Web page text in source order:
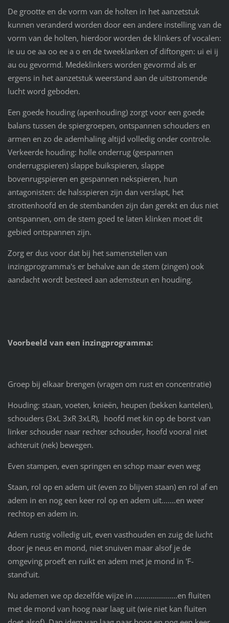
De grootte en de vorm van de holten in het aanzetstuk
kunnen veranderd worden door een andere instelling van de
vorm van de holten, hierdoor worden de klinkers of vocalen:
ie uu oe aa oo ee a o en de tweeklanken of diftongen: ui ei ij
au ou gevormd. Medeklinkers worden gevormd als er
ergens in het aanzetstuk weerstand aan de uitstromende
lucht word geboden.
Een goede houding (apenhouding) zorgt voor een goede
balans tussen de spiergroepen, ontspannen schouders en
armen en zo de ademhaling altijd volledig onder controle.
Verkeerde houding: holle onderrug (gespannen
onderrugspieren) slappe buikspieren, slappe
bovenrugspieren en gespannen nekspieren, hun
antagonisten: de halsspieren zijn dan verslapt, het
strottenhoofd en de stembanden zijn dan gerekt en dus niet
ontspannen, om de stem goed te laten klinken moet dit
gebied ontspannen zijn.
Zorg er dus voor dat bij het samenstellen van
inzingprogramma's er behalve aan de stem (zingen) ook
aandacht wordt besteed aan ademsteun en houding.
Voorbeeld van een inzingprogramma:
Groep bij elkaar brengen (vragen om rust en concentratie)
Houding: staan, voeten, knieën, heupen (bekken kantelen),
schouders (3xL 3xR 3xLR), hoofd met kin op de borst van
linker schouder naar rechter schouder, hoofd vooral niet
achteruit (nek) bewegen.
Even stampen, even springen en schop maar even weg
Staan, rol op en adem uit (even zo blijven staan) en rol af en
adem in en nog een keer rol op en adem uit.......en weer
rechtop en adem in.
Adem rustig volledig uit, even vasthouden en zuig de lucht
door je neus en mond, niet snuiven maar alsof je de
omgeving proeft en ruikt en adem met je mond in 'F-
stand'uit.
Nu ademen we op dezelfde wijze in .....................en fluiten
met de mond van hoog naar laag uit (wie niet kan fluiten